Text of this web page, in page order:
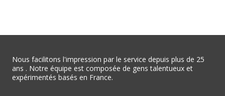
Nous facilitons l'impression par le service depuis plus de 25
ans . Notre équipe est composée de gens talentueux et
expérimentés basés en France.